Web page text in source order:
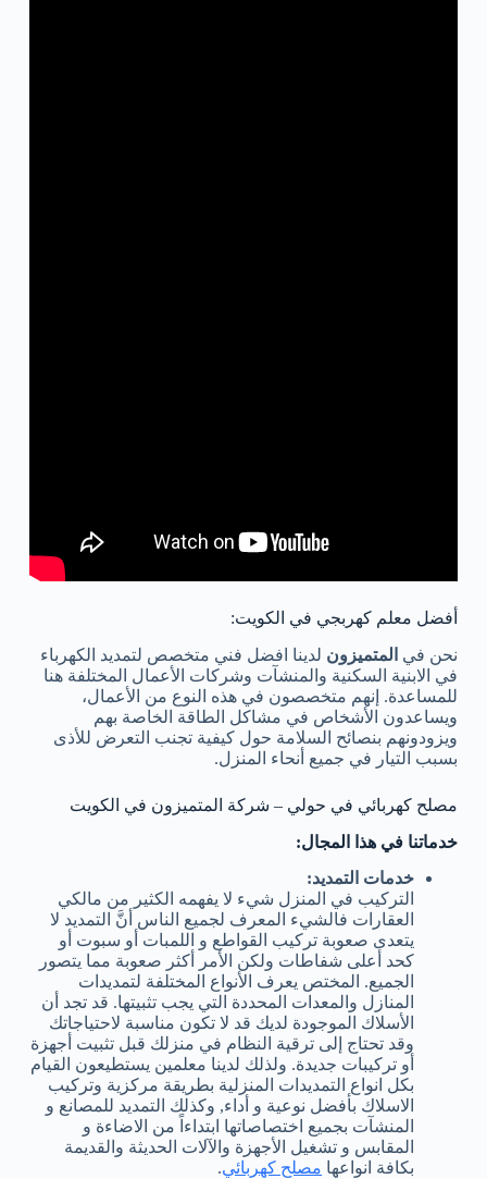
أفضل معلم كهربجي في الكويت:
نحن في المتميزون لدينا افضل فني متخصص لتمديد الكهرباء
في الابنية السكنية والمنشآت وشركات الأعمال المختلفة هنا
للمساعدة. إنهم متخصصون في هذه النوع من الأعمال،
ويساعدون الأشخاص في مشاكل الطاقة الخاصة بهم
ويزودونهم بنصائح السلامة حول كيفية تجنب التعرض للأذى
بسبب التيار في جميع أنحاء المنزل.
مصلح كهربائي في حولي – شركة المتميزون في الكويت
خدماتنا في هذا المجال:
خدمات التمديد:
التركيب في المنزل شيء لا يفهمه الكثير من مالكي
العقارات فالشيء المعرف لجميع الناس أنَّ التمديد لا
يتعدى صعوبة تركيب القواطع و اللمبات أو سبوت أو
كحد أعلى شفاطات ولكن الأمر أكثر صعوبة مما يتصور
الجميع. المختص يعرف الأنواع المختلفة لتمديدات
المنازل والمعدات المحددة التي يجب تثبيتها. قد تجد أن
الأسلاك الموجودة لديك قد لا تكون مناسبة لاحتياجاتك
وقد تحتاج إلى ترقية النظام في منزلك قبل تثبيت أجهزة
أو تركيبات جديدة. ولذلك لدينا معلمين يستطيعون القيام
بكل انواع التمديدات المنزلية بطريقة مركزية وتركيب
الاسلاك بأفضل نوعية و أداء, وكذلك التمديد للمصانع و
المنشآت بجميع اختصاصاتها ابتداءاً من الاضاءة و
المقابس و تشغيل الأجهزة والآلات الحديثة والقديمة
بكافة انواعها مصلح كهربائي.